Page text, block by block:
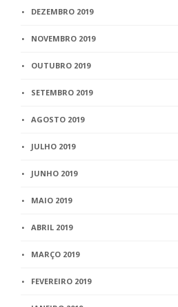
DEZEMBRO 2019
NOVEMBRO 2019
OUTUBRO 2019
SETEMBRO 2019
AGOSTO 2019
JULHO 2019
JUNHO 2019
MAIO 2019
ABRIL 2019
MARÇO 2019
FEVEREIRO 2019